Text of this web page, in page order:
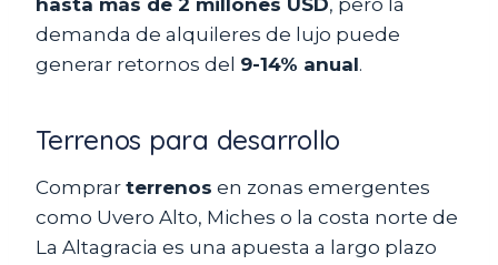
hasta más de 2 millones USD, pero la
demanda de alquileres de lujo puede
generar retornos del 9-14% anual.
Terrenos para desarrollo
Comprar terrenos en zonas emergentes
como Uvero Alto, Miches o la costa norte de
La Altagracia es una apuesta a largo plazo